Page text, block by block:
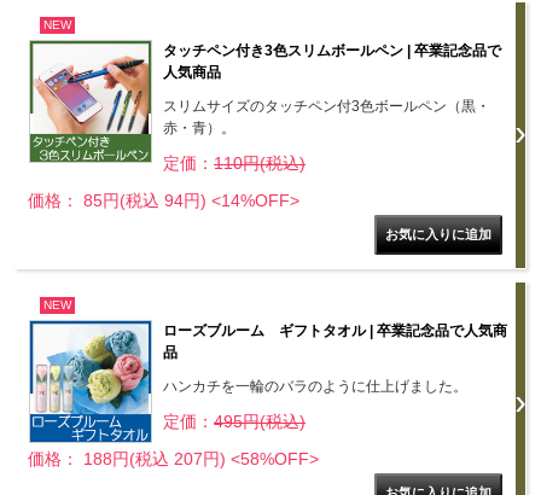
NEW
タッチペン付き3色スリムボールペン | 卒業記念品で
人気商品
スリムサイズのタッチペン付3色ボールペン（黒・
赤・青）。
定価： 110円(税込)
価格： 85円(税込 94円) <14%OFF>
NEW
ローズブルーム ギフトタオル | 卒業記念品で人気商
品
ハンカチを一輪のバラのように仕上げました。
定価： 495円(税込)
価格： 188円(税込 207円) <58%OFF>